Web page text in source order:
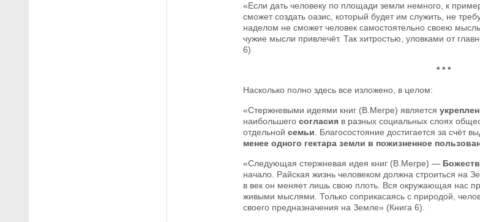
«Если дать человеку по площади земли немного, к
сможет создать оазис, который будет им служить, не
наделом не сможет человек самостоятельно своею
чужие мысли привлечёт. Так хитростью, уловками от
6)
* * *
Насколько полно здесь все изложено, в целом:
«Стержневыми идеями книг (В.Мегре) является
наибольшего согласия в разных социальных слоях
отдельной семьи. Благосостояние достигается за счёт
менее одного гектара земли в пожизненное
«Следующая стержневая идея книг (В.Мегре) —
начало. Райская жизнь человеком должна строиться на
в век он меняет лишь свою плоть. Вся окружающая нас
живыми мыслями. Только соприкасаясь с природой,
своего предназначения на Земле» (Книга 6).